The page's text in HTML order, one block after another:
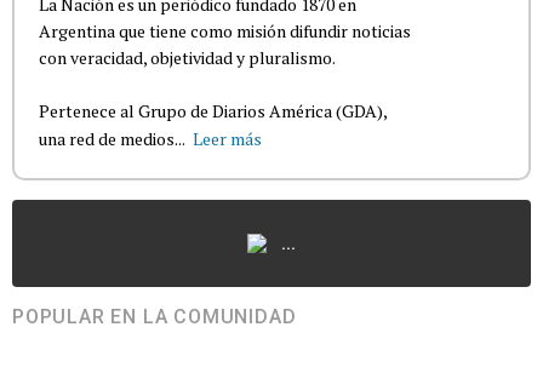
Argentina que tiene como misión difundir noticias
con veracidad, objetividad y pluralismo.
Pertenece al Grupo de Diarios América (GDA),
una red de medios... Leer más
...
POPULAR EN LA COMUNIDAD